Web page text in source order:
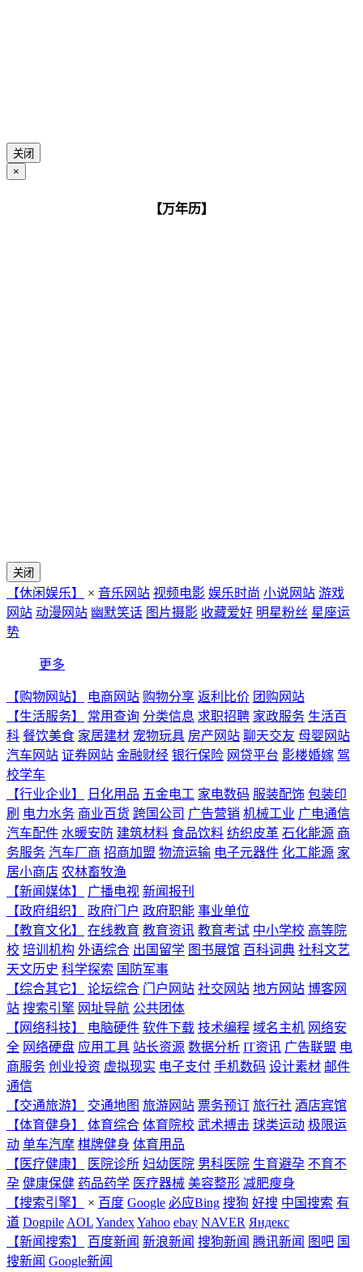
关闭
×
【万年历】
关闭
【休闲娱乐】 × 音乐网站 视频电影 娱乐时尚 小说网站 游戏
网站 动漫网站 幽默笑话 图片摄影 收藏爱好 明星粉丝 星座运
势
更多
【购物网站】 电商网站 购物分享 返利比价 团购网站
【生活服务】
常用查询 分类信息 求职招聘 家政服务 生活百
科 餐饮美食 家居建材 宠物玩具 房产网站 聊天交友 母婴网站
汽车网站 证券网站 金融财经 银行保险 网贷平台 影楼婚嫁 驾
校学车
【行业企业】
日化用品 五金电工 家电数码 服装配饰 包装印
刷 电力水务 商业百货 跨国公司 广告营销 机械工业 广电通信
汽车配件 水暖安防 建筑材料 食品饮料 纺织皮革 石化能源 商
务服务 汽车厂商 招商加盟 物流运输 电子元器件 化工能源 家
居小商店 农林畜牧渔
【新闻媒体】
广播电视 新闻报刊
【政府组织】
政府门户 政府职能 事业单位
【教育文化】
在线教育 教育资讯 教育考试 中小学校 高等院
校 培训机构 外语综合 出国留学 图书展馆 百科词典 社科文艺
天文历史 科学探索 国防军事
【综合其它】
论坛综合 门户网站 社交网站 地方网站 博客网
站 搜索引擎 网址导航 公共团体
【网络科技】
电脑硬件 软件下载 技术编程 域名主机 网络安
全 网络硬盘 应用工具 站长资源 数据分析 IT资讯 广告联盟 电
商服务 创业投资 虚拟现实 电子支付 手机数码 设计素材 邮件
通信
【交通旅游】
交通地图 旅游网站 票务预订 旅行社 酒店宾馆
【体育健身】
体育综合 体育院校 武术搏击 球类运动 极限运
动 单车汽摩 棋牌健身 体育用品
【医疗健康】
医院诊所 妇幼医院 男科医院 生育避孕 不育不
孕 健康保健 药品药学 医疗器械 美容整形 减肥瘦身
【搜索引擎】
× 百度 Google 必应Bing 搜狗 好搜 中国搜索 有
道 Dogpile AOLYandexYahoo ebay NAVER Яндекс
【新闻搜索】
百度新闻 新浪新闻 搜狗新闻 腾讯新闻 图吧 国
搜新闻 Google新闻